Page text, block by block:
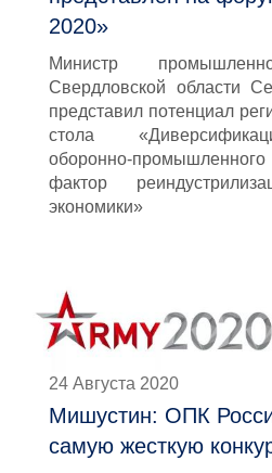
2020»
Министр
Свердловской области
представил потенциал
стола
оборонно-
фактор
экономики»
24 Августа 2020
Мишустин: ОПК
самую жесткую